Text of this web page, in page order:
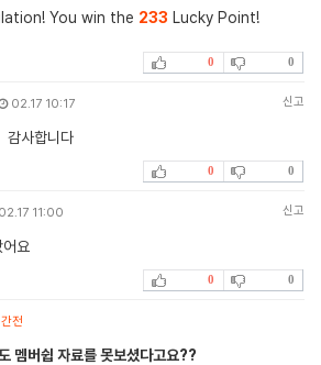
You win the 233 Lucky Point!
0 0
02.17 10:17 신고
감사합니다
0 0
11:00 신고
요
0 0
전
멤버쉽 자료를 못보셨다고요??